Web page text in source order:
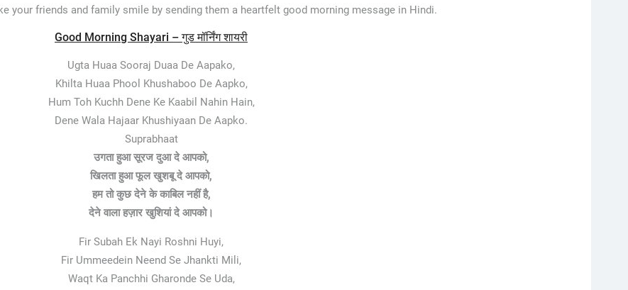
your friends and family smile by sending them a heartfelt good morning message in Hindi.
Good Morning Shayari – गुड मॉर्निंग शायरी
Ugta Huaa Sooraj Duaa De Aapako,
Khilta Huaa Phool Khushaboo De Aapko,
Hum Toh Kuchh Dene Ke Kaabil Nahin Hain,
Dene Wala Hajaar Khushiyaan De Aapko.
Suprabhaat
उगता हुआ सूरज दुआ दे आपको,
खिलता हुआ फूल खुशबू दे आपको,
हम तो कुछ देने के काबिल नहीं है,
देने वाला हज़ार खुशियां दे आपको।
Fir Subah Ek Nayi Roshni Huyi,
Fir Ummeedein Neend Se Jhankti Mili,
Waqt Ka Panchhi Gharonde Se Uda,